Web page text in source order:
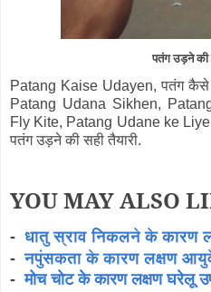
पतंग उड़ने की
Patang Kaise Udayen, पतंग
Patang Udana Sikhen,
Fly Kite, Patang Udane ke
पतंग उड़ने की सही तैयारी.
YOU MAY ALSO
- धातु स्राव निकलने के कारण
-नपुंसकता के कारण लक्षण
-मोच चोट के कारण लक्षण घरेलू